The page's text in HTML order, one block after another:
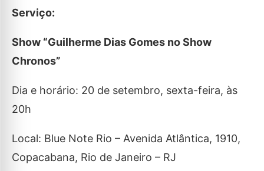
Serviço:
Show “Guilherme Dias Gomes no Show
Chronos”
Dia e horário: 20 de setembro, sexta-feira, às
20h
Local: Blue Note Rio – Avenida Atlântica, 1910,
Copacabana, Rio de Janeiro – RJ